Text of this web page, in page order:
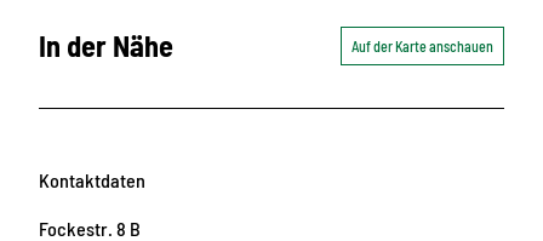
In der Nähe Auf der Karte anschauen
Kontaktdaten
Fockestr. 8 B